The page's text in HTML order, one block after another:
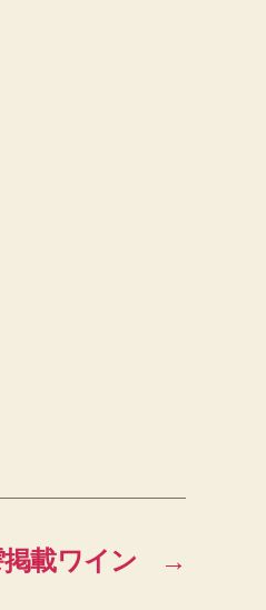
→
載ワイン